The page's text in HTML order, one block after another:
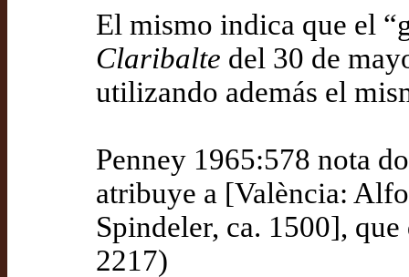
El mismo indica que el
Claribalte del 30 de
utilizando además el
Penney 1965:578 nota
atribuye a [València:
Spindeler, ca. 1500],
2217)